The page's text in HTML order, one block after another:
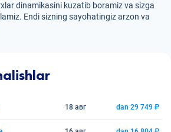
dinamikasini kuzatib boramiz va sizga
Endi sizning sayohatingiz arzon va
18 авг dan 29 749 ₽